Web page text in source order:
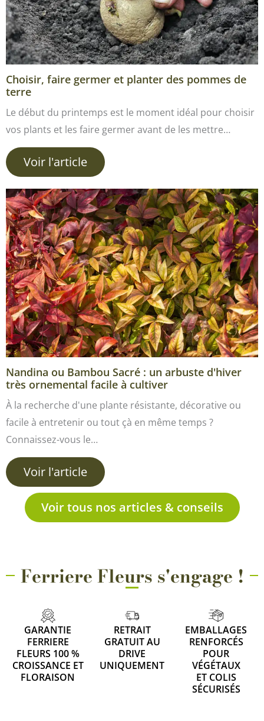
Choisir, faire germer et planter des pommes de
terre
Le début du printemps est le moment idéal pour choisir
vos plants et les faire germer avant de les mettre…
Voir l'article
Nandina ou Bambou Sacré : un arbuste d'hiver
très ornemental facile à cultiver
À la recherche d'une plante résistante, décorative ou
facile à entretenir ou tout çà en même temps ?
Connaissez-vous le…
Voir l'article
Voir tous nos articles & conseils
Ferriere Fleurs s'engage !
GARANTIE
FERRIERE
FLEURS 100 %
CROISSANCE ET
FLORAISON
RETRAIT
GRATUIT AU
DRIVE
UNIQUEMENT
EMBALLAGES
RENFORCÉS
POUR
VÉGÉTAUX
ET COLIS
SÉCURISÉS